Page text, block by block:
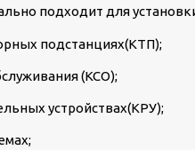
подходит для
подстанциях(КТП);
(КСО);
устройствах(КРУ);